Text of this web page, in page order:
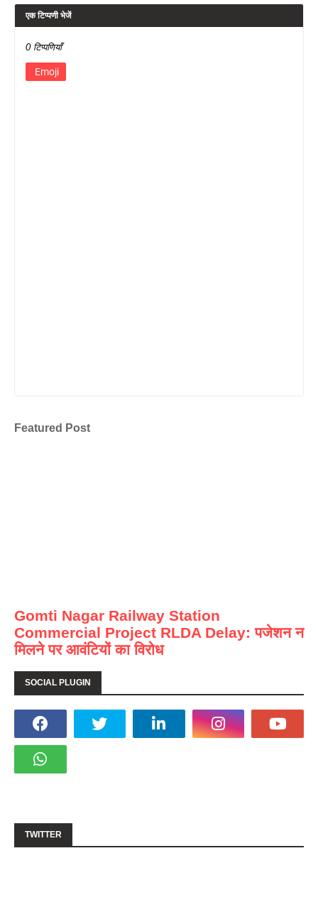
एक टिप्पणी भेजें
0 टिप्पणियाँ
Emoji
Featured Post
Gomti Nagar Railway Station
Commercial Project RLDA Delay: पजेशन न
मिलने पर आवंटियों का विरोध
SOCIAL PLUGIN
TWITTER